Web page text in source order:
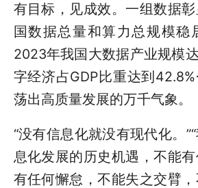
有目标，见成效。一组数据
国数据总量和算力总规模稳
2023年我国大数据产业规模
字经济占GDP比重达到
荡出高质量发展的万千气象。
“没有信息化就没有现代化。
息化发展的历史机遇，不能
有任何懈怠，不能失之交臂